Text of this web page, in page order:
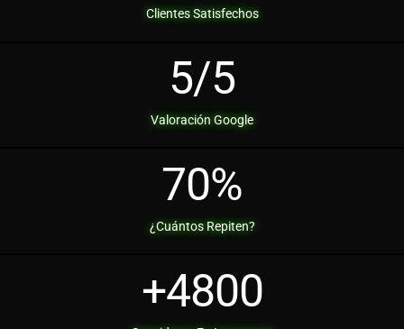
Clientes Satisfechos
Valoración Google
5/5
¿Cuántos Repiten?
70%
+4800